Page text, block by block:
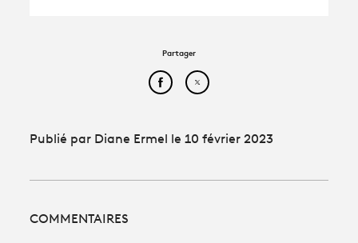
Partager
Partager cet article sur
Partager cet article sur
Publié par Diane Ermel le 10 février 2023
COMMENTAIRES